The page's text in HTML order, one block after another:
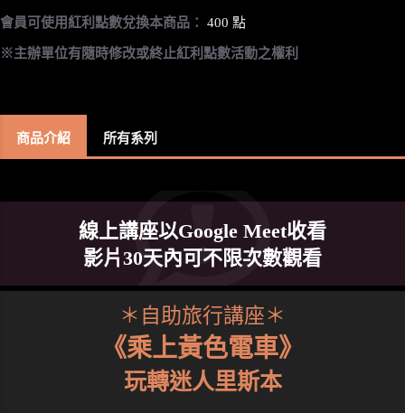
會員可使用紅利點數兌換本商品： 400 點
※主辦單位有隨時修改或終止紅利點數活動之權利
商品介紹 所有系列
線上講座以Google Meet收看
影片30天內可不限次數觀看
＊自助旅行講座＊
《乘上黃色電車》
玩轉迷人里斯本